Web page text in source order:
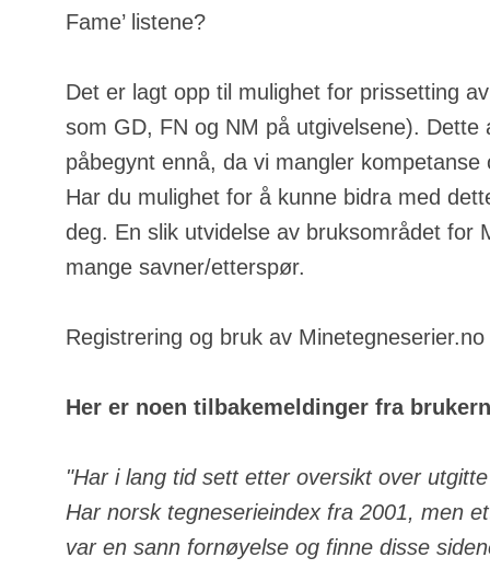
Fame’ listene?
Det er lagt opp til mulighet for prissetting
som GD, FN og NM på utgivelsene). Dette
påbegynt ennå, da vi mangler
Har du mulighet for å kunne bidra med
deg. En slik utvidelse av bruksområdet for
mange savner/etterspør.
Registrering og bruk av
Her er noen tilbakemeldinger fra
"Har i lang tid sett etter oversikt over
Har norsk tegneserieindex fra 2001, men
var en sann fornøyelse og finne disse